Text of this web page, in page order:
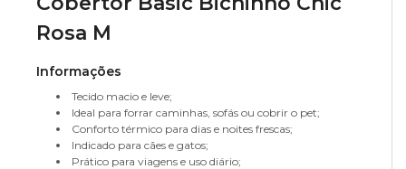
Rosa M
Informações
Tecido macio e leve;
Ideal para forrar caminhas, sofás ou cobrir o pet;
Conforto térmico para dias e noites frescas;
Indicado para cães e gatos;
Prático para viagens e uso diário;